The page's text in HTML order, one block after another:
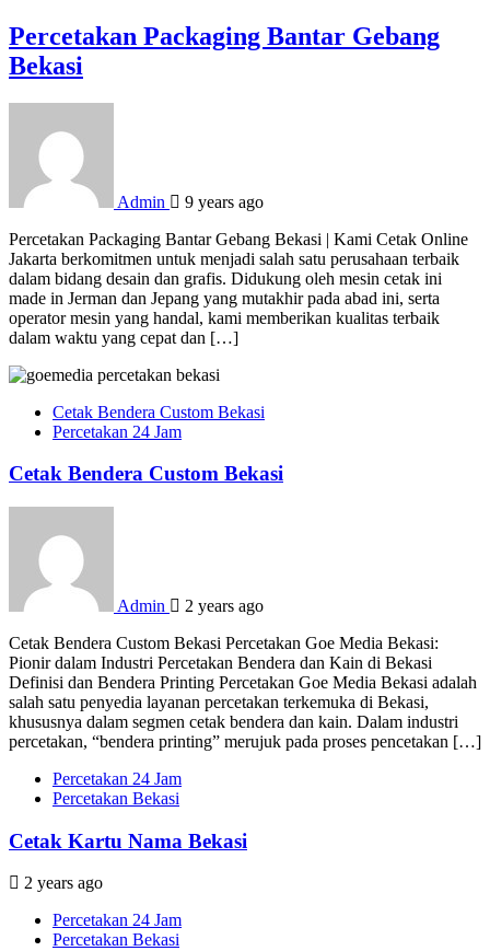
Percetakan Packaging Bantar Gebang
Bekasi
Admin
9 years ago
Percetakan Packaging Bantar Gebang Bekasi | Kami Cetak Online
Jakarta berkomitmen untuk menjadi salah satu perusahaan terbaik
dalam bidang desain dan grafis. Didukung oleh mesin cetak ini
made in Jerman dan Jepang yang mutakhir pada abad ini, serta
operator mesin yang handal, kami memberikan kualitas terbaik
dalam waktu yang cepat dan […]
Cetak Bendera Custom Bekasi
Percetakan 24 Jam
Cetak Bendera Custom Bekasi
Admin
2 years ago
Cetak Bendera Custom Bekasi Percetakan Goe Media Bekasi:
Pionir dalam Industri Percetakan Bendera dan Kain di Bekasi
Definisi dan Bendera Printing Percetakan Goe Media Bekasi adalah
salah satu penyedia layanan percetakan terkemuka di Bekasi,
khususnya dalam segmen cetak bendera dan kain. Dalam industri
percetakan, “bendera printing” merujuk pada proses pencetakan […]
Percetakan 24 Jam
Percetakan Bekasi
Cetak Kartu Nama Bekasi
2 years ago
Percetakan 24 Jam
Percetakan Bekasi